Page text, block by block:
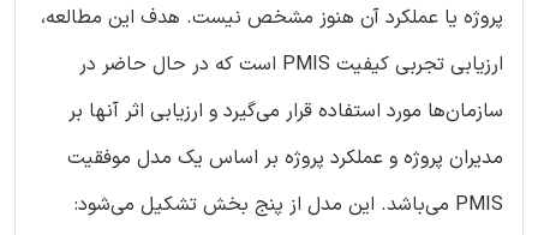
پروژه یا عملکرد آن هنوز مشخص نیست. هدف این مطالعه،
ارزیابی تجربی کیفیت PMIS است که در حال حاضر در
سازمان‌ها مورد استفاده قرار می‌گیرد و ارزیابی اثر آنها بر
مدیران پروژه و عملکرد پروژه بر اساس یک مدل موفقیت
PMIS می‌باشد. این مدل از پنج بخش تشکیل می‌شود: